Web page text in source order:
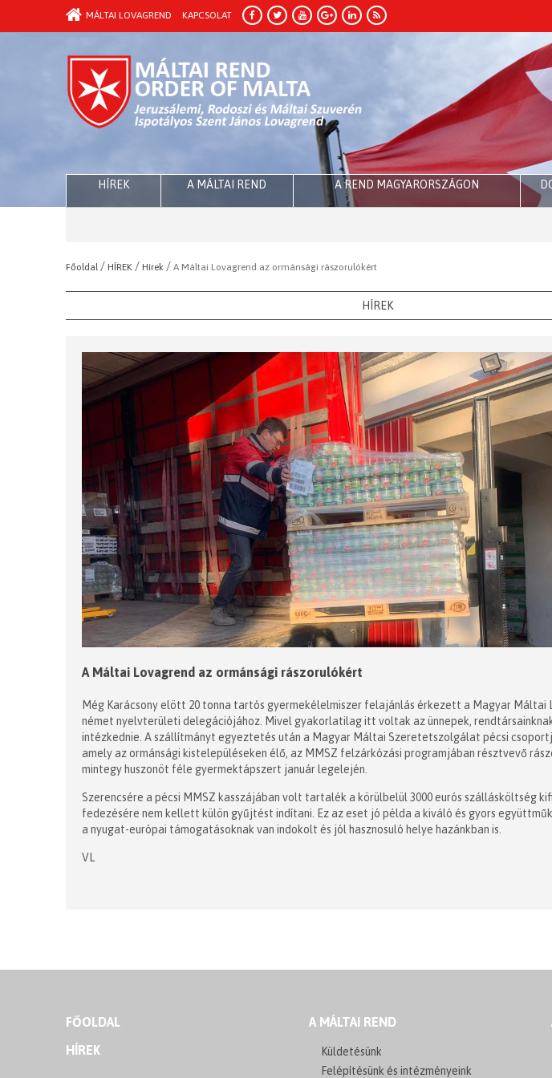
MÁLTAI LOVAGREND KAPCSOLAT
HÍREK A MÁLTAI REND A REND MAGYARORSZÁGON
Főoldal / HÍREK / Hírek / A Máltai Lovagrend az ormánsági rászorulókért
HÍREK
A Máltai Lovagrend az ormánsági rászorulókért
Még Karácsony elött 20 tonna tartós gyermekélelmiszer felajánlás érkezett a Magyar Máltai
német nyelvterületi delegációjához. Mivel gyakorlatilag itt voltak az ünnepek,
intézkednie. A szállítmányt egyeztetés után a Magyar Máltai Szeretetszolgálat pécsi
amely az ormánsági kistelepüléseken élő, az MMSZ felzárkózási programjában résztvevő
mintegy huszonöt féle gyermektápszert január legelején.
Szerencsére a pécsi MMSZ kasszájában volt tartalék a körülbelül 3000 eurós szállásköltség
fedezésére nem kellett külön gyűjtést indítani. Ez az eset jó példa a kiváló és gyors
a nyugat-európai támogatásoknak van indokolt és jól hasznosuló helye hazánkban is.
VL
FŐOLDAL
HÍREK
A MÁLTAI REND
Küldetésünk
Felépítésünk és intézményeink